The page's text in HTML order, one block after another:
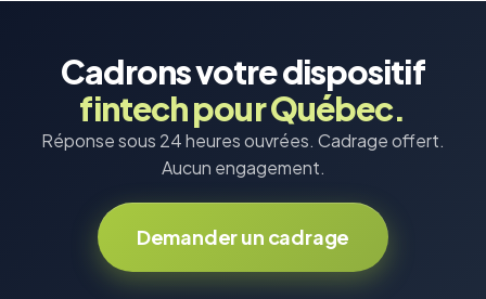
Cadrons votre dispositif
fintech pour Québec.
Réponse sous 24 heures ouvrées. Cadrage offert.
Aucun engagement.
Demander un cadrage